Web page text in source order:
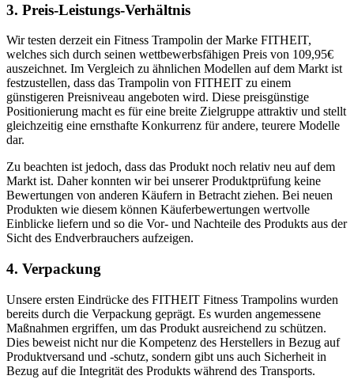
3. Preis-Leistungs-Verhältnis
Wir testen derzeit ein Fitness Trampolin der Marke FITHEIT,
welches sich durch seinen wettbewerbsfähigen Preis von 109,95€
auszeichnet. Im Vergleich zu ähnlichen Modellen auf dem Markt ist
festzustellen, dass das Trampolin von FITHEIT zu einem
günstigeren Preisniveau angeboten wird. Diese preisgünstige
Positionierung macht es für eine breite Zielgruppe attraktiv und stellt
gleichzeitig eine ernsthafte Konkurrenz für andere, teurere Modelle
dar.
Zu beachten ist jedoch, dass das Produkt noch relativ neu auf dem
Markt ist. Daher konnten wir bei unserer Produktprüfung keine
Bewertungen von anderen Käufern in Betracht ziehen. Bei neuen
Produkten wie diesem können Käuferbewertungen wertvolle
Einblicke liefern und so die Vor- und Nachteile des Produkts aus der
Sicht des Endverbrauchers aufzeigen.
4. Verpackung
Unsere ersten Eindrücke des FITHEIT Fitness Trampolins wurden
bereits durch die Verpackung geprägt. Es wurden angemessene
Maßnahmen ergriffen, um das Produkt ausreichend zu schützen.
Dies beweist nicht nur die Kompetenz des Herstellers in Bezug auf
Produktversand und -schutz, sondern gibt uns auch Sicherheit in
Bezug auf die Integrität des Produkts während des Transports.